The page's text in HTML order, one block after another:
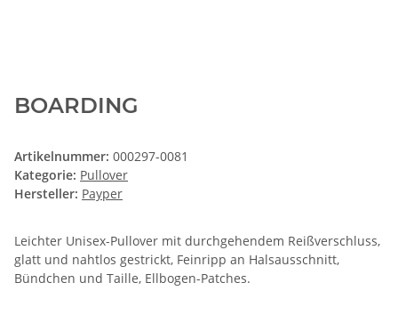
BOARDING
Artikelnummer: 000297-0081
Kategorie: Pullover
Hersteller: Payper
Leichter Unisex-Pullover mit durchgehendem Reißverschluss,
glatt und nahtlos gestrickt, Feinripp an Halsausschnitt,
Bündchen und Taille, Ellbogen-Patches.